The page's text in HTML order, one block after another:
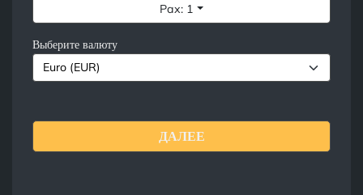
Pax: 1
Выберите валюту
ДАЛЕЕ